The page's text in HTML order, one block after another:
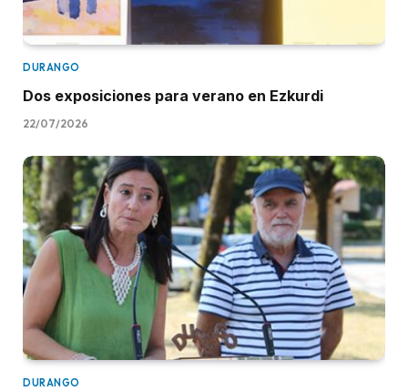
DURANGO
Dos exposiciones para verano en Ezkurdi
22/07/2026
DURANGO